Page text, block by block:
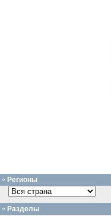
Регионы
Разделы